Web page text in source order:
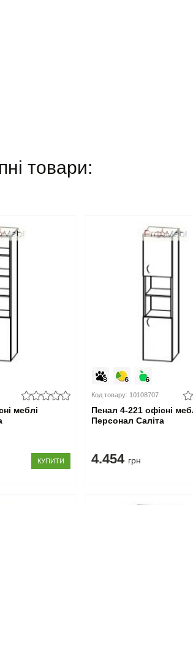
товари:
меблі
КУПИТИ
Код товару: 10108707
Пенал 4-221 офісні
Персонал Саліта
4.454 грн